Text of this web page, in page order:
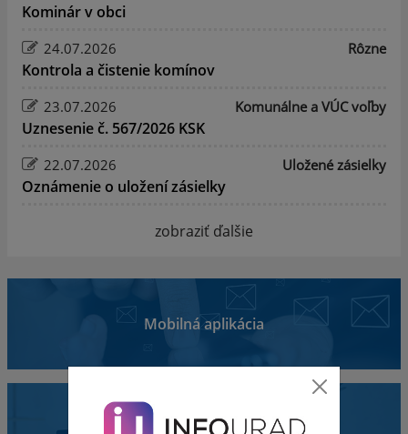
Kominár v obci
24.07.2026 Rôzne
Kontrola a čistenie komínov
23.07.2026 Komunálne a VÚC voľby
Uznesenie č. 567/2026 KSK
22.07.2026 Uložené zásielky
Oznámenie o uložení zásielky
zobraziť ďalšie
Mobilná aplikácia
Obecný úrad